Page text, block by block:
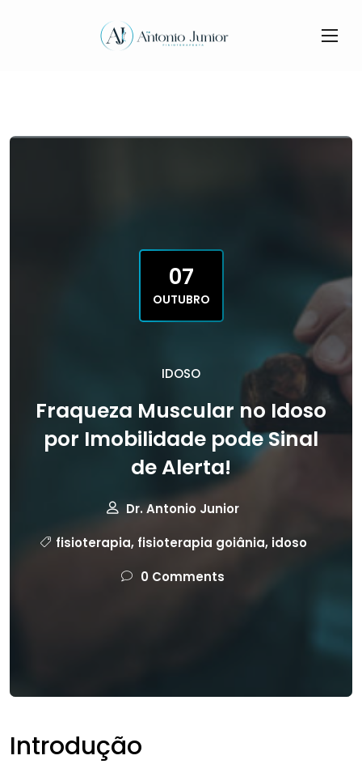
07
OUTUBRO
IDOSO
Fraqueza Muscular no Idoso
por Imobilidade pode Sinal
de Alerta!
Dr. Antonio Junior
fisioterapia, fisioterapia goiânia, idoso
0 Comments
Introdução